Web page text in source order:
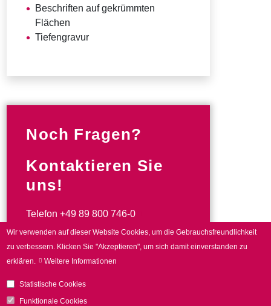
Beschriften auf gekrümmten
Flächen
Tiefengravur
Noch Fragen?
Kontaktieren Sie
uns!
Telefon+49 89 800 746-0
Zum Kontaktformular
Wir verwenden auf dieser Website Cookies, um die Gebrauchsfreundlichkeit
zu verbessern. Klicken Sie "Akzeptieren", um sich damit einverstanden zu
erklären.
Weitere Informationen
Statistische Cookies
Funktionale Cookies